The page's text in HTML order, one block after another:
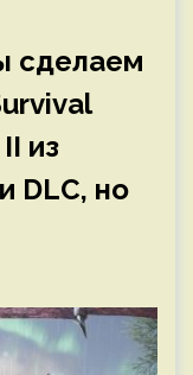
сделаем
из
DLC, но